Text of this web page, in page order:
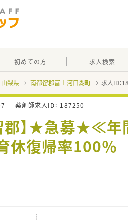
初めての方 求人検索
山梨県 南都留郡富士河口湖町 求人ID：
薬剤師求人ID： 187250
郡】★急募★≪
休復帰率100